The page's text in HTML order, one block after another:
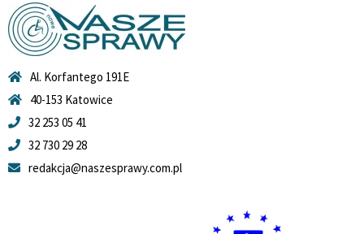
Al. Korfantego 191E
40-153 Katowice
32 253 05 41
32 730 29 28
redakcja@naszesprawy.com.pl